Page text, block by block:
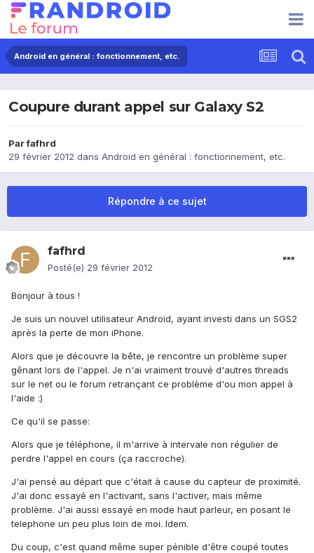
Android en général : fonctionnement, etc.
Coupure durant appel sur Galaxy S2
Parfafhrd
29 février 2012 dans Android en général : fonctionnement, etc.
Répondre à ce sujet
fafhrd
Posté(e) 29 février 2012
Bonjour à tous !
Je suis un nouvel utilisateur Android, ayant investi dans un SGS2
après la perte de mon iPhone.
Alors que je découvre la bête, je rencontre un problème super
gênant lors de l'appel. Je n'ai vraiment trouvé d'autres threads
sur le net ou le forum retrançant ce problème d'ou mon appel à
l'aide :)
Ce qu'il se passe:
Alors que je téléphone, il m'arrive à intervale non régulier de
perdre l'appel en cours (ça raccroche).
J'ai pensé au départ que c'était à cause du capteur de proximité.
J'ai donc essayé en l'activant, sans l'activer, mais même
problème. J'ai aussi essayé en mode haut parleur, en posant le
telephone un peu plus loin de moi. Idem.
Du coup, c'est quand même super pénible d'être coupé toutes